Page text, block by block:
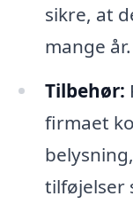
sikre, at
mange år.
Tilbehør:
firmaet
tilføjelser